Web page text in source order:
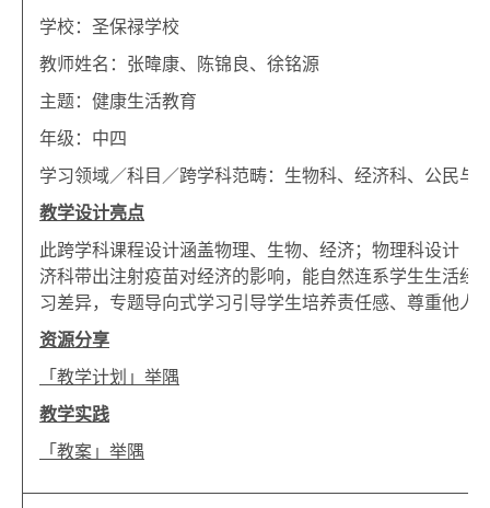
学校：圣保禄学校
教师姓名：张暐康、陈锦良、徐铭源
主题：健康生活教育
年级：中四
学习领域／科目／跨学科范畴：生物科、经济科、公民与
教学设计亮点
此跨学科课程设计涵盖物理、生物、经济；物理科设计「
济科带出注射疫苗对经济的影响，能自然连系学生生活
习差异，专题导向式学习引导学生培养责任感、尊重他人
资源分享
「教学计划」举隅
教学实践
「教案」举隅